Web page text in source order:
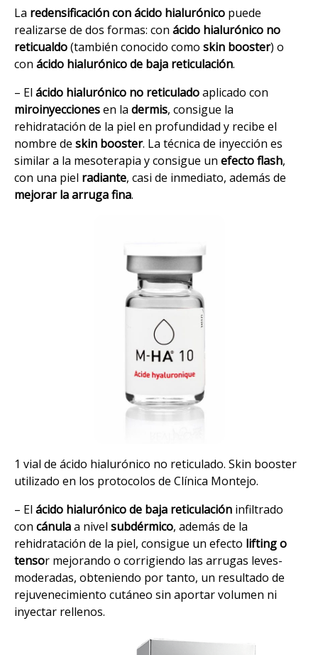
La redensificación con ácido hialurónico puede
realizarse de dos formas: con ácido hialurónico no
reticualdo(también conocido como skin booster) o
con ácido hialurónico de baja reticulación.
– El ácido hialurónico no reticuladoaplicado con
miroinyeccionesen la dermis, consigue la
rehidratación de la piel en profundidad y recibe el
nombre de skin booster. La técnica de inyección es
similar a la mesoterapia y consigue un efecto flash,
con una piel radiante, casi de inmediato, además de
mejorar la arruga fina.
1 vial de ácido hialurónico no reticulado. Skin booster
utilizado en los protocolos de Clínica Montejo.
– El ácido hialurónico de baja reticulación infiltrado
con cánulaa nivel subdérmico, además de la
rehidratación de la piel, consigue un efecto lifting o
tensor mejorando o corrigiendo las arrugas leves-
moderadas, obteniendo por tanto, un resultado de
rejuvenecimiento cutáneo sin aportar volumen ni
inyectar rellenos.